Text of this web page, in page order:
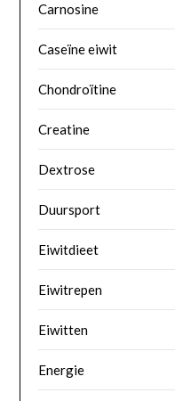
Carnosine
Caseïne eiwit
Chondroïtine
Creatine
Dextrose
Duursport
Eiwitdieet
Eiwitrepen
Eiwitten
Energie